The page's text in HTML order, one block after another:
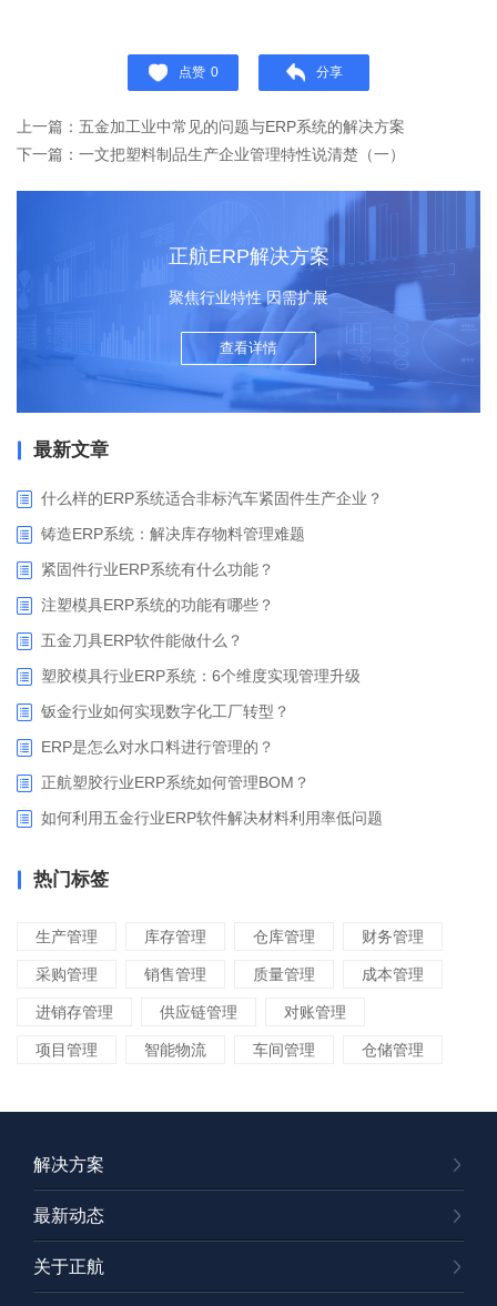
点赞 0 分享
上一篇：五金加工业中常见的问题与ERP系统的解决方案
下一篇：一文把塑料制品生产企业管理特性说清楚（一）
正航ERP解决方案
聚焦行业特性 因需扩展
查看详情
最新文章
什么样的ERP系统适合非标汽车紧固件生产企业？
铸造ERP系统：解决库存物料管理难题
紧固件行业ERP系统有什么功能？
注塑模具ERP系统的功能有哪些？
五金刀具ERP软件能做什么？
塑胶模具行业ERP系统：6个维度实现管理升级
钣金行业如何实现数字化工厂转型？
ERP是怎么对水口料进行管理的？
正航塑胶行业ERP系统如何管理BOM？
如何利用五金行业ERP软件解决材料利用率低问题
热门标签
生产管理 库存管理 仓库管理 财务管理
采购管理 销售管理 质量管理 成本管理
进销存管理 供应链管理 对账管理
项目管理 智能物流 车间管理 仓储管理
解决方案
最新动态
关于正航